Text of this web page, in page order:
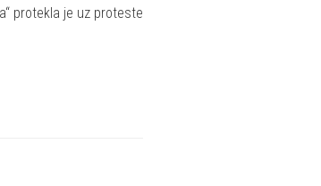
protekla je uz proteste